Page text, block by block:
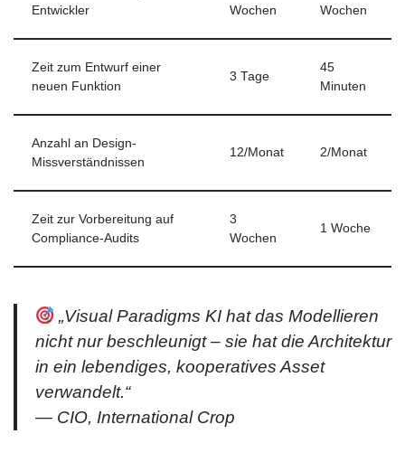
Entwickler
Wochen
Wochen
Zeit zum Entwurf einer
neuen Funktion
3 Tage
45
Minuten
Anzahl an Design-
Missverständnissen
12/Monat 2/Monat
Zeit zur Vorbereitung auf
Compliance-Audits
3
Wochen
1 Woche
„Visual Paradigms KI hat das Modellieren
nicht nur beschleunigt – sie hat die Architektur
in ein lebendiges, kooperatives Asset
verwandelt.“
— CIO, International Crop